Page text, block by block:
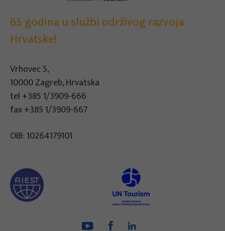
65 godina u službi održivog razvoja
Hrvatske!
Vrhovec 5,
10000 Zagreb, Hrvatska
tel +385 1/3909-666
fax +385 1/3909-667
OIB: 10264179101